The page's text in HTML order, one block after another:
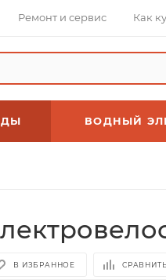
Ремонт и сервис Как
ВОДНЫЙ
В ИЗБРАННОЕ СРАВНИТЬ